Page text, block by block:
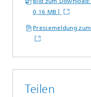
0,16 MB ]
Pressemeldung
Teilen